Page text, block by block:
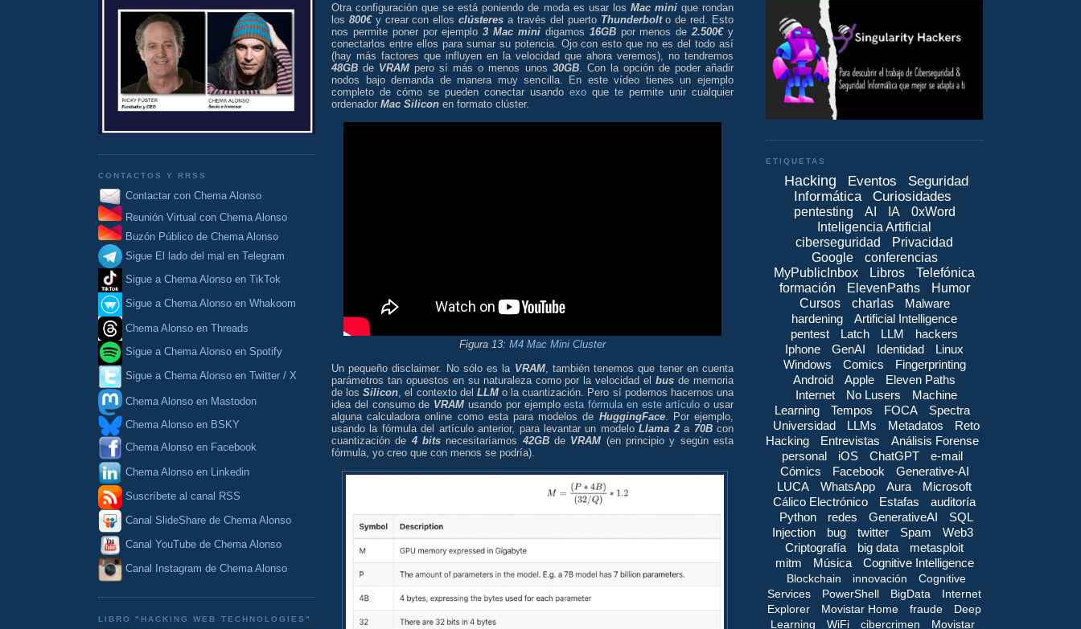
CONTACTOS Y RRSS
Contactar con Chema Alonso
Reunión Virtual con Chema Alonso
Buzón Público de Chema Alonso
Sigue El lado del mal en Telegram
Sigue a Chema Alonso en TikTok
Sigue a Chema Alonso en Whakoom
Chema Alonso en Threads
Sigue a Chema Alonso en Spotify
Sigue a Chema Alonso en Twitter / X
Chema Alonso en Mastodon
Chema Alonso en BSKY
Chema Alonso en Facebook
Chema Alonso en Linkedin
Suscríbete al canal RSS
Canal SlideShare de Chema Alonso
Canal YouTube de Chema Alonso
Canal Instagram de Chema Alonso
LIBRO "HACKING WEB TECHNOLOGIES"
Otra configuración que se está poniendo de moda es usar los Mac minique rondan
los 800€y crear con ellosclústeres a través del puerto Thunderbolto de red. Esto
nos permite poner por ejemplo3 Mac mini digamos 16GBpor menos de2.500€y
conectarlos entre ellos para sumar su potencia. Ojo con esto que no es del todo así
(hay más factores que influyen en la velocidad que ahora veremos), no tendremos
48GB de VRAM pero sí más o menos unos 30GB. Con la opción de poder añadir
nodos bajo demanda de manera muy sencilla. En este vídeo tienes un ejemplo
completo de cómo se pueden conectar usando exo que te permite unir cualquier
ordenador Mac Silicon en formato clúster.
Figura 13: M4 Mac Mini Cluster
Un pequeño disclaimer. No sólo es la VRAM, también tenemos que tener en cuenta
parámetros tan opuestos en su naturaleza como por la velocidad elbus de memoria
de losSilicon , el contexto del LLMo la cuantización. Pero sí podemos hacernos una
idea del consumo de VRAM usando por ejemploesta fórmula en este artículo o usar
alguna calculadora online como esta para modelos de HuggingFace. Por ejemplo,
usando la fórmula del artículo anterior, para levantar un modeloLlama 2a 70Bcon
cuantización de 4 bits necesitaríamos 42GBde VRAM (en principio y según esta
fórmula, yo creo que con menos se podría).
ETIQUETAS
Hacking Eventos
Seguridad
Informática
Curiosidades
pentesting AI IA
0xWord
Inteligencia Artificial
ciberseguridad
Privacidad
Google
conferencias
MyPublicInbox
Libros
Telefónica
formación
ElevenPaths
Humor
Cursos
charlas
Malware
hardening
Artificial Intelligence
pentest
Latch LLM
hackers
Iphone
GenAI Identidad
Linux
Windows
Comics
Fingerprinting
Android
Apple
Eleven Paths
Internet
No Lusers
Machine
Learning
Tempos FOCA
Spectra
Universidad
LLMs Metadatos
Reto
Hacking
Entrevistas
Análisis Forense
personal
iOS ChatGPT
e-mail
Cómics
Facebook
Generative-AI
LUCA
WhatsApp Aura
Microsoft
Cálico Electrónico
Estafas
auditoría
Python
redes GenerativeAI
SQL
Injection
bug twitter Spam
Web3
Criptografía
big data
metasploit
mitm
Música Cognitive Intelligence
Blockchain innovación
Cognitive
Services
PowerShell BigData
Internet
Explorer
Movistar Home fraude
Deep
Learning
WiFi cibercrimen
Movistar